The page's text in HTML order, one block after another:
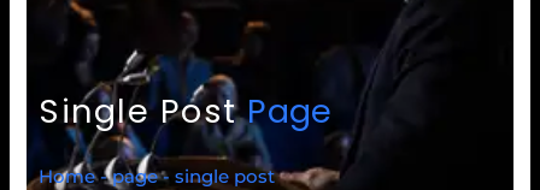
Single PostPage
Home - page - single post